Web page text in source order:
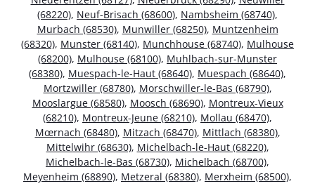
(68220), Neuf-Brisach (68600), Nambsheim (68740),
Murbach (68530), Munwiller (68250), Muntzenheim
(68320), Munster (68140), Munchhouse (68740), Mulhouse
(68200), Mulhouse (68100), Muhlbach-sur-Munster
(68380), Muespach-le-Haut (68640), Muespach (68640),
Mortzwiller (68780), Morschwiller-le-Bas (68790),
Mooslargue (68580), Moosch (68690), Montreux-Vieux
(68210), Montreux-Jeune (68210), Mollau (68470),
Mœrnach (68480), Mitzach (68470), Mittlach (68380),
Mittelwihr (68630), Michelbach-le-Haut (68220),
Michelbach-le-Bas (68730), Michelbach (68700),
Meyenheim (68890), Metzeral (68380), Merxheim (68500),